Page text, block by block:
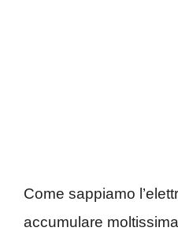
Come sappiamo
accumulare moltissima